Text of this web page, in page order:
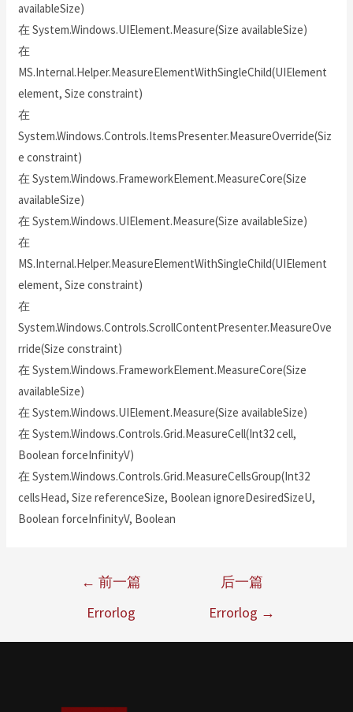
availableSize)
在 System.Windows.UIElement.Measure(Size availableSize)
在
MS.Internal.Helper.MeasureElementWithSingleChild(UIElement
element, Size constraint)
在
System.Windows.Controls.ItemsPresenter.MeasureOverride(Siz
e constraint)
在 System.Windows.FrameworkElement.MeasureCore(Size
availableSize)
在 System.Windows.UIElement.Measure(Size availableSize)
在
MS.Internal.Helper.MeasureElementWithSingleChild(UIElement
element, Size constraint)
在
System.Windows.Controls.ScrollContentPresenter.MeasureOve
rride(Size constraint)
在 System.Windows.FrameworkElement.MeasureCore(Size
availableSize)
在 System.Windows.UIElement.Measure(Size availableSize)
在 System.Windows.Controls.Grid.MeasureCell(Int32 cell,
Boolean forceInfinityV)
在 System.Windows.Controls.Grid.MeasureCellsGroup(Int32
cellsHead, Size referenceSize, Boolean ignoreDesiredSizeU,
Boolean forceInfinityV, Boolean
← 前一篇
Errorlog
后一篇
Errorlog →